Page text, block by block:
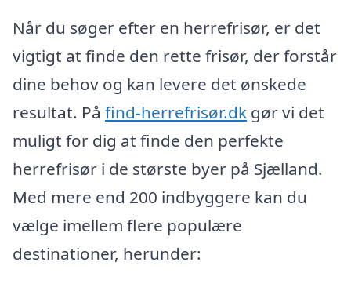
Når du søger efter en herrefrisør, er det
vigtigt at finde den rette frisør, der forstår
dine behov og kan levere det ønskede
resultat. På find-herrefrisør.dk gør vi det
muligt for dig at finde den perfekte
herrefrisør i de største byer på Sjælland.
Med mere end 200 indbyggere kan du
vælge imellem flere populære
destinationer, herunder: